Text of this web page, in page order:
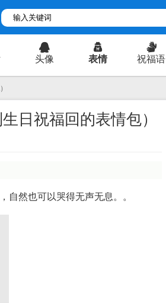
头像 表情 祝福语
日祝福回的表情包）
自然也可以哭得无声无息。。